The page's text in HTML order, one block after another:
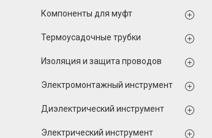
Компоненты для муфт
Термоусадочные трубки
Изоляция и защита проводов
Электромонтажный инструмент
Диэлектрический инструмент
Электрический инструмент